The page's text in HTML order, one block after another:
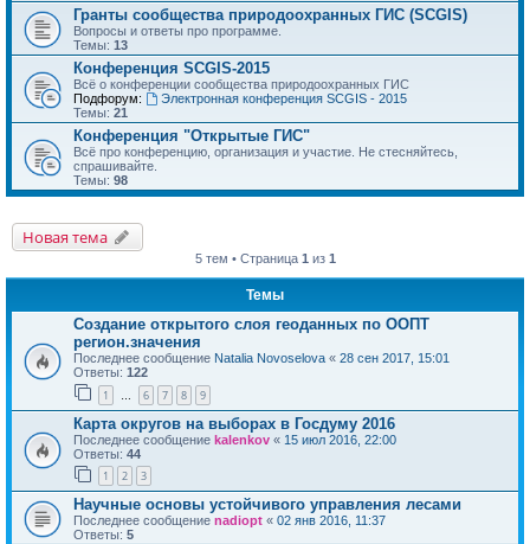
Гранты сообщества природоохранных ГИС (SCGIS)
Вопросы и ответы про программе.
Темы: 13
Конференция SCGIS-2015
Всё о конференции сообщества природоохранных ГИС
Подфорум:
Электронная конференция SCGIS - 2015
Темы: 21
Конференция "Открытые ГИС"
Всё про конференцию, организация и участие. Не стесняйтесь,
спрашивайте.
Темы: 98
Новая тема
5 тем • Страница 1 из 1
Темы
Создание открытого слоя геоданных по ООПТ
регион.значения
Последнее сообщение Natalia Novoselova « 28 сен 2017, 15:01
Ответы: 122
1 … 6 7 8 9
Карта округов на выборах в Госдуму 2016
Последнее сообщение kalenkov « 15 июл 2016, 22:00
Ответы: 44
1 2 3
Научные основы устойчивого управления лесами
Последнее сообщение nadiopt « 02 янв 2016, 11:37
Ответы: 5